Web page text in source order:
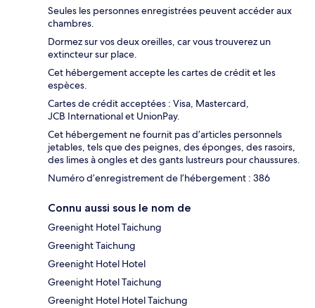
Seules les personnes enregistrées peuvent accéder aux
chambres.
Dormez sur vos deux oreilles, car vous trouverez un
extincteur sur place.
Cet hébergement accepte les cartes de crédit et les
espèces.
Cartes de crédit acceptées : Visa, Mastercard,
JCB International et UnionPay.
Cet hébergement ne fournit pas d’articles personnels
jetables, tels que des peignes, des éponges, des rasoirs,
des limes à ongles et des gants lustreurs pour chaussures.
Numéro d’enregistrement de l’hébergement : 386
Connu aussi sous le nom de
Greenight Hotel Taichung
Greenight Taichung
Greenight Hotel Hotel
Greenight Hotel Taichung
Greenight Hotel Hotel Taichung